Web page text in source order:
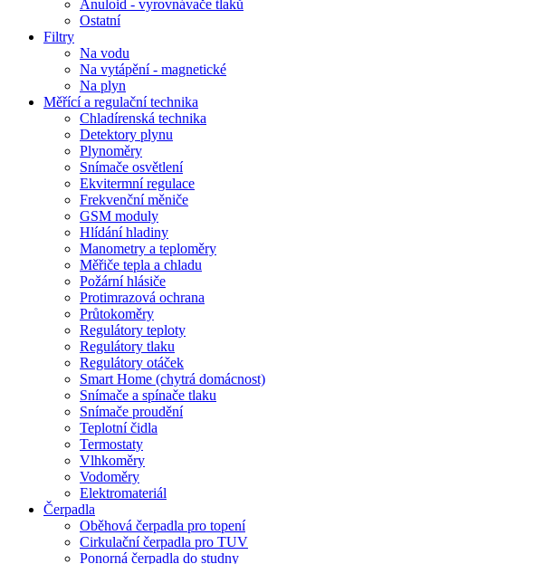
Anuloid - vyrovnávače tlaků
Ostatní
Filtry
Na vodu
Na vytápění - magnetické
Na plyn
Měřící a regulační technika
Chladírenská technika
Detektory plynu
Plynoměry
Snímače osvětlení
Ekvitermní regulace
Frekvenční měniče
GSM moduly
Hlídání hladiny
Manometry a teploměry
Měřiče tepla a chladu
Požární hlásiče
Protimrazová ochrana
Průtokoměry
Regulátory teploty
Regulátory tlaku
Regulátory otáček
Smart Home (chytrá domácnost)
Snímače a spínače tlaku
Snímače proudění
Teplotní čidla
Termostaty
Vlhkoměry
Vodoměry
Elektromateriál
Čerpadla
Oběhová čerpadla pro topení
Cirkulační čerpadla pro TUV
Ponorná čerpadla do studny